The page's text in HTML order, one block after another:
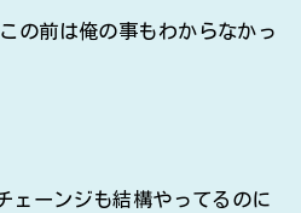
の前は俺の事もわからなかっ
ェーンジも結構やってるのに